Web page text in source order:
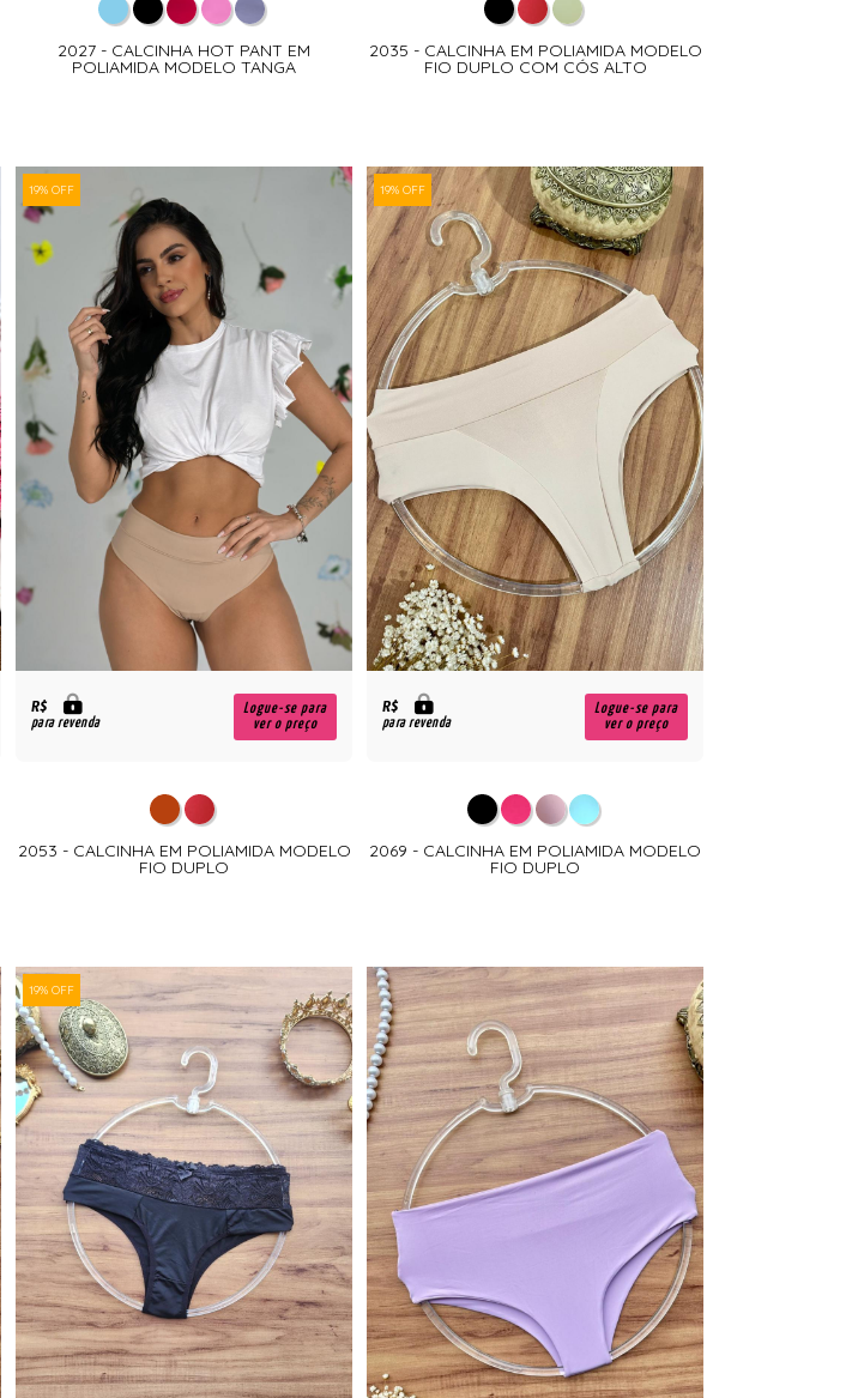
2027 - CALCINHA HOT PANT EM
POLIAMIDA MODELO TANGA
2035 - CALCINHA EM POLIAMIDA MODELO
FIO DUPLO COM CÓS ALTO
19% OFF
R$
para revenda
Logue-se para
ver o preço
2053 - CALCINHA EM POLIAMIDA MODELO
FIO DUPLO
19% OFF
R$
para revenda
Logue-se para
ver o preço
2069 - CALCINHA EM POLIAMIDA MODELO
FIO DUPLO
19% OFF